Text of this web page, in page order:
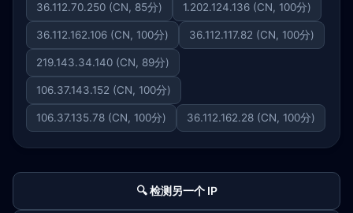
36.112.70.250 (CN, 85分) 1.202.124.136 (CN, 100分)
36.112.162.106 (CN, 100分) 36.112.117.82 (CN, 100分)
219.143.34.140 (CN, 89分)
106.37.143.152 (CN, 100分)
106.37.135.78 (CN, 100分) 36.112.162.28 (CN, 100分)
🔍 检测另一个 IP